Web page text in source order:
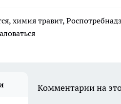
химия травит,
Комментарии на